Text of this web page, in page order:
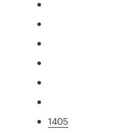
1405